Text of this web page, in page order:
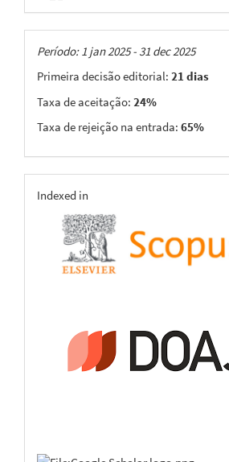
Taxas
Período: 1 jan 2025 - 31 dec 2025
Primeira decisão editorial: 21 dias
Taxa de aceitação: 24%
Taxa de rejeição na entrada: 65%
indexing
Indexed in